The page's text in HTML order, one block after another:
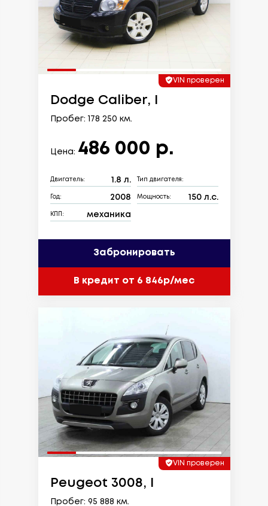
VIN проверен
Dodge Caliber, I
Пробег: 178 250 км.
Цена: 486 000 р.
Двигатель: 1.8 л. Тип двигателя:
Год: 2008 Мощность: 150 л.с.
КПП: механика
Забронировать
В кредит от 6 846р/мес
VIN проверен
Peugeot 3008, I
Пробег: 95 888 км.